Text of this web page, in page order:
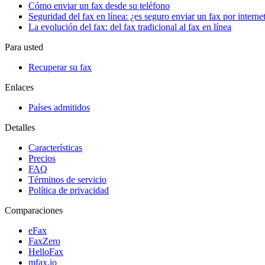
Cómo enviar un fax desde su teléfono
Seguridad del fax en línea: ¿es seguro enviar un fax por
La evolución del fax: del fax tradicional al fax en línea
Para usted
Recuperar su fax
Enlaces
Países admitidos
Detalles
Características
Precios
FAQ
Términos de servicio
Política de privacidad
Comparaciones
eFax
FaxZero
HelloFax
mfax.io